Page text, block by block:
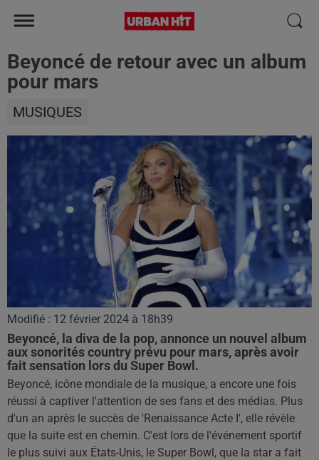
Beyoncé de retour avec un album
pour mars
MUSIQUES
Modifié : 12 février 2024 à 18h39
Beyoncé, la diva de la pop, annonce un nouvel album
aux sonorités country prévu pour mars, après avoir
fait sensation lors du Super Bowl.
Beyoncé, icône mondiale de la musique, a encore une fois
réussi à captiver l'attention de ses fans et des médias. Plus
d'un an après le succès de 'Renaissance Acte I', elle révèle
que la suite est en chemin. C'est lors de l'événement sportif
le plus suivi aux États-Unis, le Super Bowl, que la star a fait